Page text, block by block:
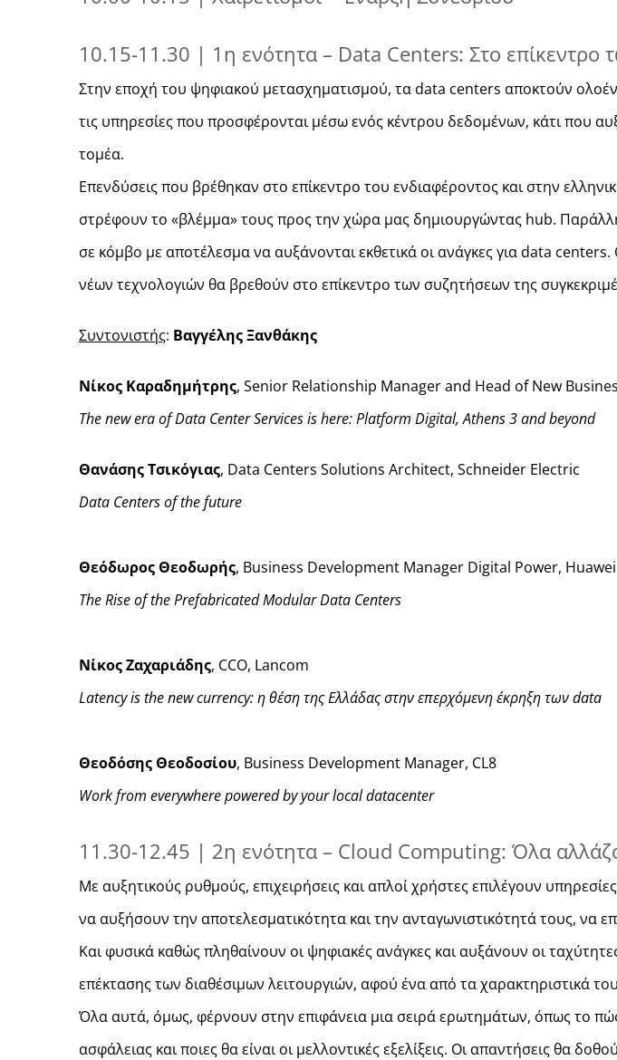
10.15-11.30 | 1η ενότητα – Data Centers: Στο επίκεντρο
Στην εποχή του ψηφιακού μετασχηματισμού, τα data centers αποκτούν
τις υπηρεσίες που προσφέρονται μέσω ενός κέντρου δεδομένων, κάτι που
τομέα.
Επενδύσεις που βρέθηκαν στο επίκεντρο του ενδιαφέροντος και στην
στρέφουν το «βλέμμα» τους προς την χώρα μας δημιουργώντας hub.
σε κόμβο με αποτέλεσμα να αυξάνονται εκθετικά οι ανάγκες για data
νέων τεχνολογιών θα βρεθούν στο επίκεντρο των συζητήσεων της
Συντονιστής: Βαγγέλης Ξανθάκης
Νίκος Καραδημήτρης, Senior Relationship Manager and Head of New
The new era of Data Center Services is here: Platform Digital, Athens 3 and beyond
Θανάσης Τσικόγιας, Data Centers Solutions Architect, Schneider Electric
Data Centers of the future
Θεόδωρος Θεοδωρής, Business Development Manager Digital Power, Huawei
The Rise of the Prefabricated Modular Data Centers
Νίκος Ζαχαριάδης, CCO, Lancom
Latency is the new currency:η θέση της Ελλάδας στην επερχόμενη έκρηξη των data
Θεοδόσης Θεοδοσίου, Business Development Manager, CL8
Work from everywhere powered by your local datacenter
11.30-12.45 | 2η ενότητα – Cloud Computing: Όλα
Με αυξητικούς ρυθμούς, επιχειρήσεις και απλοί χρήστες επιλέγουν
να αυξήσουν την αποτελεσματικότητα και την ανταγωνιστικότητά τους, να
Και φυσικά καθώς πληθαίνουν οι ψηφιακές ανάγκες και αυξάνουν οι
επέκτασης των διαθέσιμων λειτουργιών, αφού ένα από τα χαρακτηριστικά του
Όλα αυτά, όμως, φέρνουν στην επιφάνεια μια σειρά ερωτημάτων, όπως το
ασφάλειας και ποιες θα είναι οι μελλοντικές εξελίξεις. Οι απαντήσεις θα